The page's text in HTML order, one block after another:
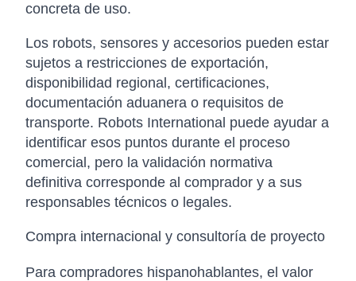
concreta de uso.
Los robots, sensores y accesorios pueden estar
sujetos a restricciones de exportación,
disponibilidad regional, certificaciones,
documentación aduanera o requisitos de
transporte. Robots International puede ayudar a
identificar esos puntos durante el proceso
comercial, pero la validación normativa
definitiva corresponde al comprador y a sus
responsables técnicos o legales.
Compra internacional y consultoría de proyecto
Para compradores hispanohablantes, el valor